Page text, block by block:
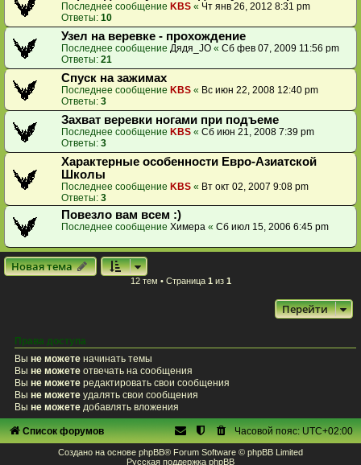
Последнее сообщение KBS « Чт янв 26, 2012 8:31 pm
Ответы: 10
Узел на веревке - прохождение
Последнее сообщение Дядя_JO « Сб фев 07, 2009 11:56 pm
Ответы: 21
Спуск на зажимах
Последнее сообщение KBS « Вс июн 22, 2008 12:40 pm
Ответы: 3
Захват веревки ногами при подъеме
Последнее сообщение KBS « Сб июн 21, 2008 7:39 pm
Ответы: 3
Характерные особенности Евро-Азиатской
Школы
Последнее сообщение KBS « Вт окт 02, 2007 9:08 pm
Ответы: 3
Повезло вам всем :)
Последнее сообщение Химера « Сб июл 15, 2006 6:45 pm
Новая тема
12 тем • Страница 1 из 1
Перейти
Права доступа
Вы не можете начинать темы
Вы не можете отвечать на сообщения
Вы не можете редактировать свои сообщения
Вы не можете удалять свои сообщения
Вы не можете добавлять вложения
Список форумов Часовой пояс:UTC+02:00
Создано на основе phpBB® Forum Software © phpBB Limited
Русская поддержка phpBB